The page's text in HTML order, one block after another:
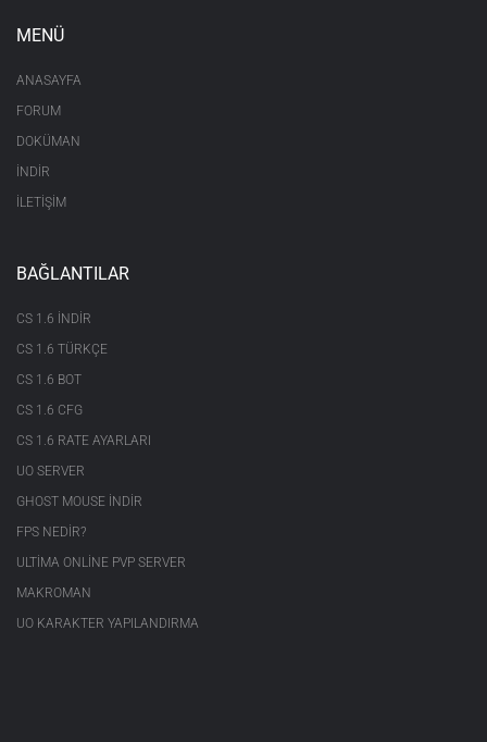
MENÜ
ANASAYFA
FORUM
DOKÜMAN
İNDİR
İLETİŞİM
BAĞLANTILAR
CS 1.6 INDIR
CS 1.6 TÜRKÇE
CS 1.6 BOT
CS 1.6 CFG
CS 1.6 RATE AYARLARI
UO SERVER
GHOST MOUSE INDIR
FPS NEDIR?
ULTIMA ONLINE PVP SERVER
MAKROMAN
UO KARAKTER YAPILANDIRMA